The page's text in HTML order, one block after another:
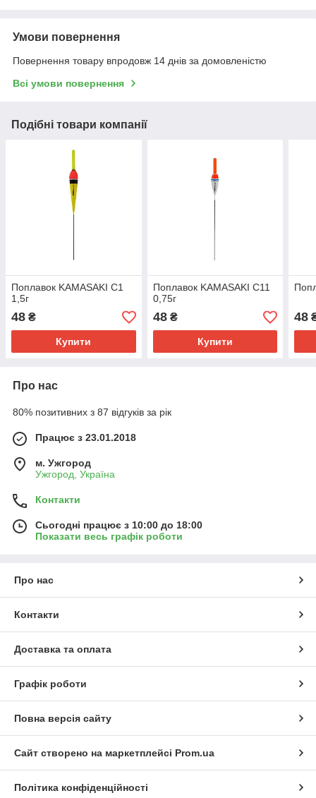
Умови повернення
Повернення товару впродовж 14 днів за домовленістю
Всі умови повернення
Подібні товари компанії
Поплавок KAMASAKI C1
1,5г
48 ₴
Купити
Поплавок KAMASAKI C11
0,75г
48₴
Купити
48
Про нас
80% позитивних з 87 відгуків за рік
Працює з 23.01.2018
м. Ужгород
Ужгород, Україна
Контакти
Сьогодні працює з 10:00 до 18:00
Показати весь графік роботи
Про нас
Контакти
Доставка та оплата
Графік роботи
Повна версія сайту
Сайт створено на маркетплейсі Prom.ua
Політика конфіденційності